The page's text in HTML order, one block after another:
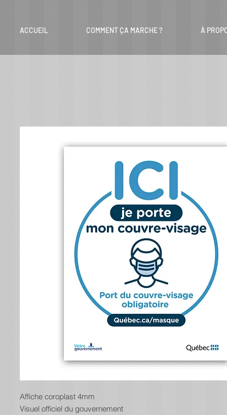
ACCUEIL COMMENT ÇA MARCHE ? À
Affiche coroplast 4mm
Visuel officiel du gouvernement